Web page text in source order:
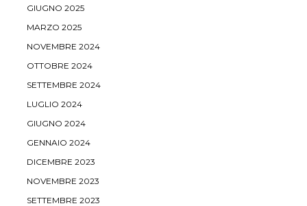
GIUGNO 2025
MARZO 2025
NOVEMBRE 2024
OTTOBRE 2024
SETTEMBRE 2024
LUGLIO 2024
GIUGNO 2024
GENNAIO 2024
DICEMBRE 2023
NOVEMBRE 2023
SETTEMBRE 2023